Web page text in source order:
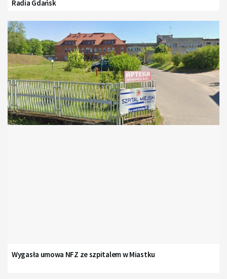
Radia Gdańsk
Wygasła umowa NFZ ze szpitalem w Miastku